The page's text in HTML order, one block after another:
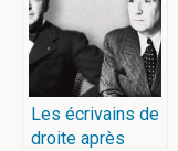
Les écrivains de
droite après